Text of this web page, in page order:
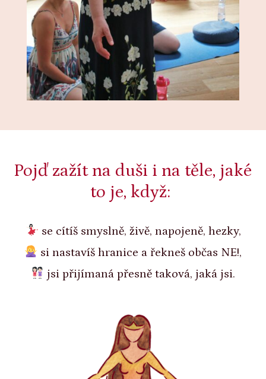
Pojď zažít na duši i na těle, jaké
to je, když:
se cítíš smyslně, živě, napojeně, hezky,
si nastavíš hranice a řekneš občas NE!,
jsi přijímaná přesně taková, jaká jsi.